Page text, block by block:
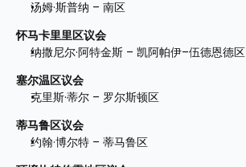
汤姆·斯普纳 – 南区
怀马卡里里区议会
纳撒尼尔·阿特金斯 – 凯阿帕伊–伍德恩德区
塞尔温区议会
克里斯·蒂尔 – 罗尔斯顿区
蒂马鲁区议会
约翰·博尔特 – 蒂马鲁区